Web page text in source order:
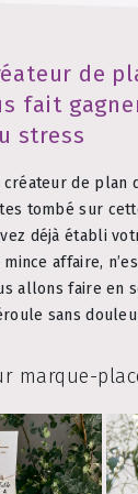
de
fait
stress
créateur de plan
tombé sur
déjà établi
affaire,
allons faire en
sans
marque-